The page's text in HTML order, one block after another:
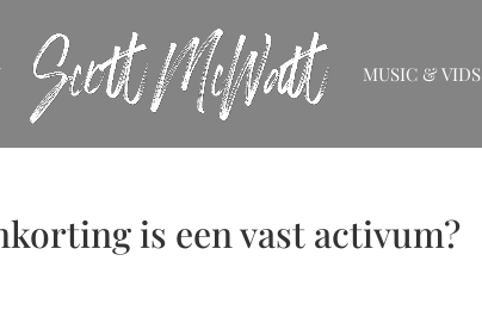
MUSIC & VIDS
is een vast activum?